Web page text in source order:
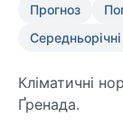
Прогноз
Кліматичні
Ґренада.